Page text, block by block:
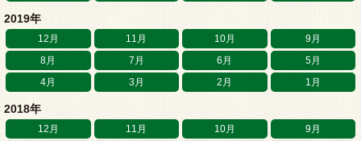
2019年
12月 11月 10月
9月
8月
7月 6月
5月
4月
3月 2月 1月
2018年
12月 11月 10月
9月